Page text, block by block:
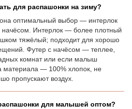
для распашонки на зиму?
оптимальный выбор — интерлок
начёсом. Интерлок — более плотный
тяжёлый; подходит для хорошо
Футер с начёсом — теплее,
комнат или если малыш
материала — 100% хлопок, не
пропускают воздух.
для малышей оптом?